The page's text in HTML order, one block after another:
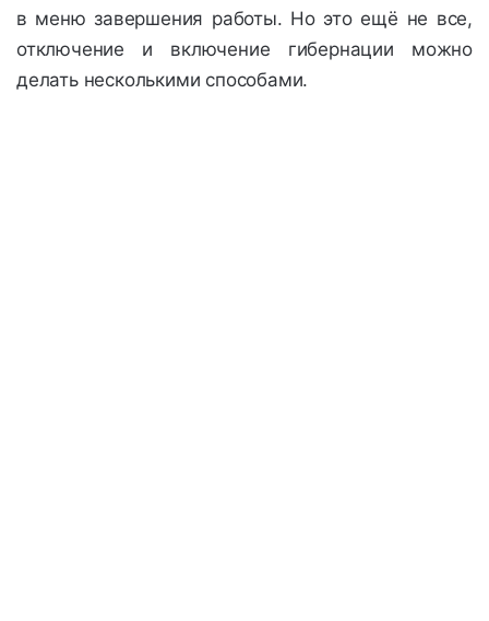
в меню завершения работы. Но это ещё не все,
отключение и включение гибернации можно
делать несколькими способами.